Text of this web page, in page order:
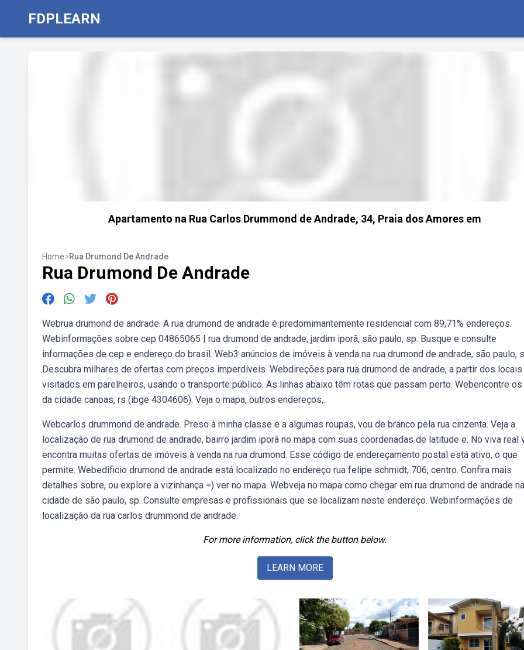
FDPLEARN
Apartamento na Rua Carlos Drummond de Andrade, 34, Praia dos Amores em
Home>Rua Drumond De Andrade
Rua Drumond De Andrade
Webrua drumond de andrade. A rua drumond de andrade é predomimantemente residencial com 89,71% endereços.
Webinformações sobre cep 04865065 | rua drumond de andrade, jardim iporã, são paulo, sp. Busque e consulte
informações de cep e endereço do brasil. Web3 anúncios de imóveis à venda na rua drumond de andrade, são paulo,
Descubra milhares de ofertas com preços imperdíveis. Webdireções para rua drumond de andrade, a partir dos
visitados em parelheiros, usando o transporte público. As linhas abaixo têm rotas que passam perto. Webencontre
da cidade canoas, rs (ibge 4304606). Veja o mapa, outros endereços,.
Webcarlos drummond de andrade. Preso à minha classe e a algumas roupas, vou de branco pela rua cinzenta. Veja a
localização de rua drumond de andrade, bairro jardim iporã no mapa com suas coordenadas de latitude e. No viva real
encontra muitas ofertas de imóveis à venda na rua drumond. Esse código de endereçamento postal está ativo, o que
permite. Webedificio drumond de andrade está localizado no endereço rua felipe schmidt, 706, centro. Confira mais
detalhes sobre, ou explore a vizinhança =) ver no mapa. Webveja no mapa como chegar em rua drumond de andrade na
cidade de são paulo, sp. Consulte empresas e profissionais que se localizam neste endereço. Webinformações de
localização da rua carlos drummond de andrade.
For more information, click the button below.
LEARN MORE